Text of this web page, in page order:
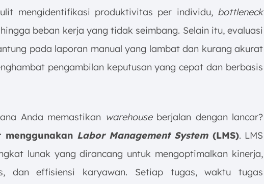
mengidentifikasi produktivitas per individu,bottleneck
beban kerja yang tidak seimbang. Selain itu, evaluasi
pada laporan manual yang lambat dan kurang akurat
pengambilan keputusan yang cepat dan berbasis
Anda memastikan warehouseberjalan dengan lancar?
menggunakan Labor Management System(LMS). LMS
lunak yang dirancang untuk mengoptimalkan kinerja,
dan effisiensi karyawan. Setiap tugas, waktu tugas